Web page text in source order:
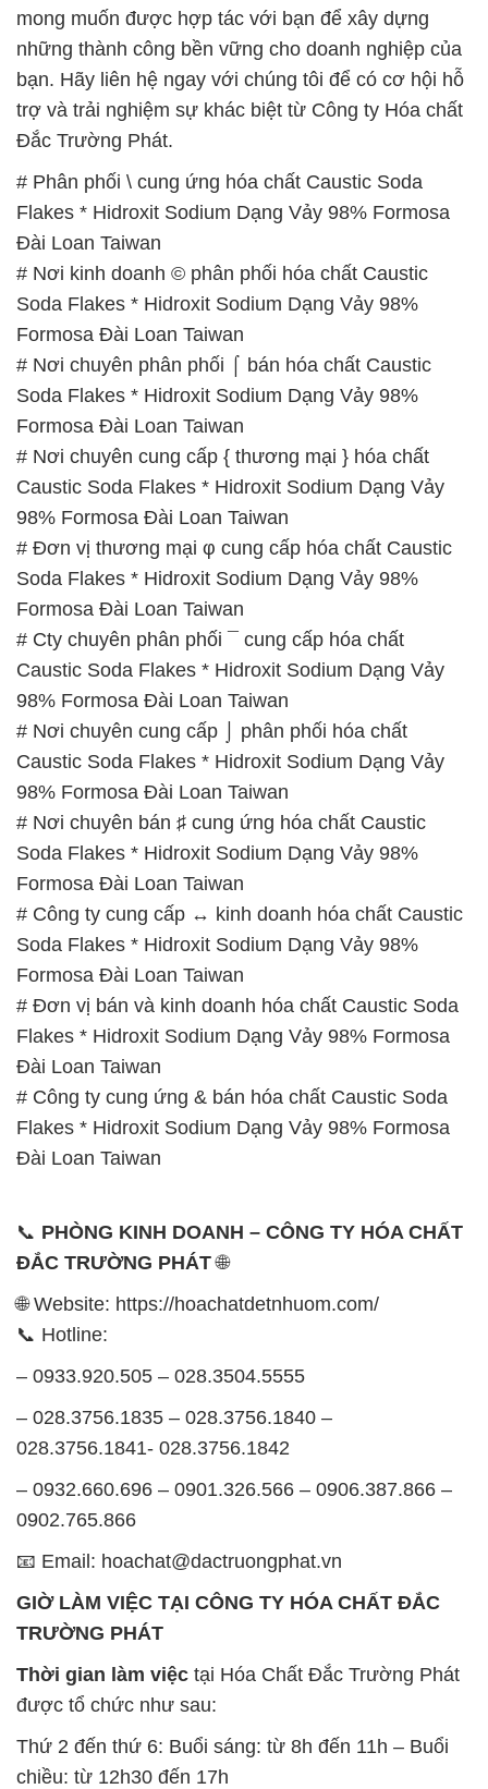
mong muốn được hợp tác với bạn để xây dựng
những thành công bền vững cho doanh nghiệp của
bạn. Hãy liên hệ ngay với chúng tôi để có cơ hội hỗ
trợ và trải nghiệm sự khác biệt từ Công ty Hóa chất
Đắc Trường Phát.
# Phân phối \ cung ứng hóa chất Caustic Soda
Flakes * Hidroxit Sodium Dạng Vảy 98% Formosa
Đài Loan Taiwan
# Nơi kinh doanh © phân phối hóa chất Caustic
Soda Flakes * Hidroxit Sodium Dạng Vảy 98%
Formosa Đài Loan Taiwan
# Nơi chuyên phân phối ⌠ bán hóa chất Caustic
Soda Flakes * Hidroxit Sodium Dạng Vảy 98%
Formosa Đài Loan Taiwan
# Nơi chuyên cung cấp { thương mại } hóa chất
Caustic Soda Flakes * Hidroxit Sodium Dạng Vảy
98% Formosa Đài Loan Taiwan
# Đơn vị thương mại φ cung cấp hóa chất Caustic
Soda Flakes * Hidroxit Sodium Dạng Vảy 98%
Formosa Đài Loan Taiwan
# Cty chuyên phân phối ¯ cung cấp hóa chất
Caustic Soda Flakes * Hidroxit Sodium Dạng Vảy
98% Formosa Đài Loan Taiwan
# Nơi chuyên cung cấp ⌡ phân phối hóa chất
Caustic Soda Flakes * Hidroxit Sodium Dạng Vảy
98% Formosa Đài Loan Taiwan
# Nơi chuyên bán ♯ cung ứng hóa chất Caustic
Soda Flakes * Hidroxit Sodium Dạng Vảy 98%
Formosa Đài Loan Taiwan
# Công ty cung cấp ↔ kinh doanh hóa chất Caustic
Soda Flakes * Hidroxit Sodium Dạng Vảy 98%
Formosa Đài Loan Taiwan
# Đơn vị bán và kinh doanh hóa chất Caustic Soda
Flakes * Hidroxit Sodium Dạng Vảy 98% Formosa
Đài Loan Taiwan
# Công ty cung ứng & bán hóa chất Caustic Soda
Flakes * Hidroxit Sodium Dạng Vảy 98% Formosa
Đài Loan Taiwan
📞 PHÒNG KINH DOANH – CÔNG TY HÓA CHẤT
ĐẮC TRƯỜNG PHÁT🌐
🌐 Website: https://hoachatdetnhuom.com/
📞 Hotline:
– 0933.920.505 – 028.3504.5555
– 028.3756.1835 – 028.3756.1840 –
028.3756.1841- 028.3756.1842
– 0932.660.696 – 0901.326.566 – 0906.387.866 –
0902.765.866
📧 Email: hoachat@dactruongphat.vn
GIỜ LÀM VIỆC TẠI CÔNG TY HÓA CHẤT ĐẮC
TRƯỜNG PHÁT
Thời gian làm việc tại Hóa Chất Đắc Trường Phát
được tổ chức như sau:
Thứ 2 đến thứ 6: Buổi sáng: từ 8h đến 11h – Buổi
chiều: từ 12h30 đến 17h